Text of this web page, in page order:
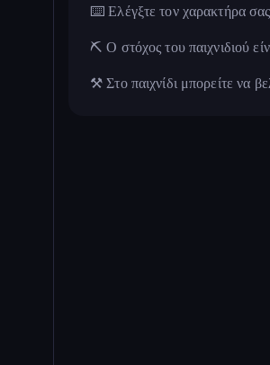
⌨️ Ελέγξτε τον χαρακτήρα
⛏️ Ο στόχος του παιχνιδιού
⚒️ Στο παιχνίδι μπορείτε να